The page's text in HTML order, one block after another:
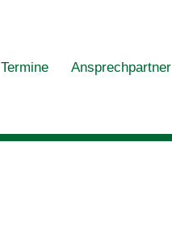
Termine Ansprechpartner